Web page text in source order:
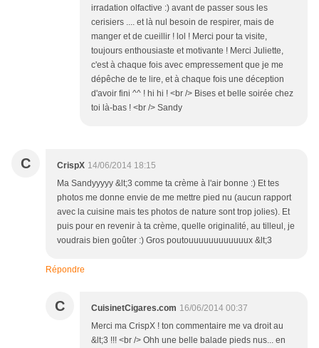
irradation olfactive :) avant de passer sous les
cerisiers .... et là nul besoin de respirer, mais de
manger et de cueillir ! lol ! Merci pour ta visite,
toujours enthousiaste et motivante ! Merci Juliette,
c'est à chaque fois avec empressement que je me
dépêche de te lire, et à chaque fois une déception
d'avoir fini ^^ ! hi hi ! <br /> Bises et belle soirée chez
toi là-bas ! <br /> Sandy
C CrispX 14/06/2014 18:15
Ma Sandyyyyy &lt;3 comme ta crème à l'air bonne :) Et tes
photos me donne envie de me mettre pied nu (aucun rapport
avec la cuisine mais tes photos de nature sont trop jolies). Et
puis pour en revenir à ta crème, quelle originalité, au tilleul, je
voudrais bien goûter :) Gros poutouuuuuuuuuuuux &lt;3
Répondre
C CuisinetCigares.com 16/06/2014 00:37
Merci ma CrispX ! ton commentaire me va droit au
&lt;3 !!! <br /> Ohh une belle balade pieds nus... en